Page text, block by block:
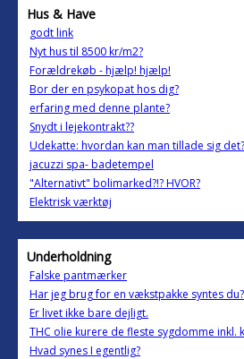
Hus & Have
godt link
Nyt hus til 8500 kr/m2?
Forældrekøb - hjælp! hjælp!
Bor der en psykopat hos dig?
erfaring med denne plante?
Snydt i lejekontrakt??
Udekatte: hvordan kan man tillade sig
jacuzzi spa- badetempel
"Alternativt" bolimarked?!? HVOR?
Elektrisk værktøj
Underholdning
Falske pantmærker
Har jeg brug for en vækstpakke syntes du?
Er livet ikke bare dejligt.
THC olie kurere de fleste sygdomme inkl.
Hvad synes I egentlig?